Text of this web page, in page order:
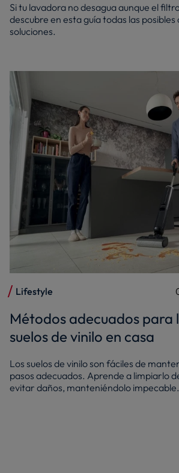
Si tu lavadora no desagua aunque el
descubre en esta guía todas las posibles
soluciones.
Lifestyle
Métodos adecuados para
suelos de vinilo en casa
Los suelos de vinilo son fáciles de
pasos adecuados. Aprende a limpiarlo
evitar daños, manteniéndolo impecable.